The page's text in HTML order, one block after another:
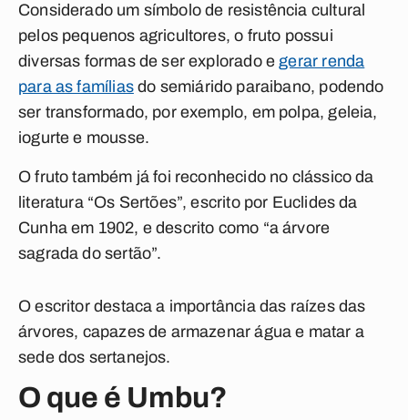
Considerado um símbolo de resistência cultural
pelos pequenos agricultores, o fruto possui
diversas formas de ser explorado egerar renda
para as famíliasdo semiárido paraibano, podendo
ser transformado, por exemplo, em polpa, geleia,
iogurte e mousse.
O fruto também já foi reconhecido no clássico da
literatura “Os Sertões”, escrito por Euclides da
Cunha em 1902, e descrito como “a árvore
sagrada do sertão”.
O escritor destaca a importância das raízes das
árvores, capazes de armazenar água e matar a
sede dos sertanejos.
O que é Umbu?